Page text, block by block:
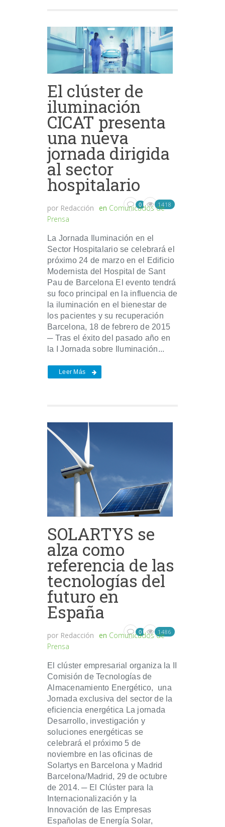
El clúster de
iluminación
CICAT presenta
una nueva
jornada dirigida
al sector
hospitalario
por Redacción en Comunicados de
Prensa
0 1418
La Jornada Iluminación en el
Sector Hospitalario se celebrará el
próximo 24 de marzo en el Edificio
Modernista del Hospital de Sant
Pau de Barcelona El evento tendrá
su foco principal en la influencia de
la iluminación en el bienestar de
los pacientes y su recuperación
Barcelona, 18 de febrero de 2015
─ Tras el éxito del pasado año en
la I Jornada sobre Iluminación...
Leer Más
SOLARTYS se
alza como
referencia de las
tecnologías del
futuro en
España
por Redacción en Comunicados de
Prensa
0 1486
El clúster empresarial organiza la II
Comisión de Tecnologías de
Almacenamiento Energético, una
Jornada exclusiva del sector de la
eficiencia energética La jornada
Desarrollo, investigación y
soluciones energéticas se
celebrará el próximo 5 de
noviembre en las oficinas de
Solartys en Barcelona y Madrid
Barcelona/Madrid, 29 de octubre
de 2014. ─ El Clúster para la
Internacionalización y la
Innovación de las Empresas
Españolas de Energía Solar,